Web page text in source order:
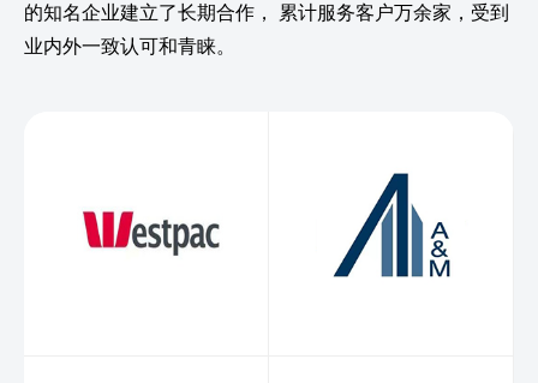
的知名企业建立了长期合作，
累计服务客户万余家，受到
业内外一致认可和青睐。